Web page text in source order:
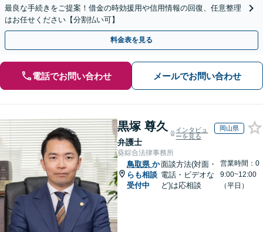
最良な手続きをご提案！借金の時効援用や信用情報の回復、任意整理
はお任せください【分割払い可】
料金表を見る
電話でお問い合わせ メールでお問い合わせ
黒塚 尊久
弁護士
インタビュ
ーを見る
岡山県
葵綜合法律事務所
鳥取県 か
らも相談
受付中
面談方法(対面・
電話・ビデオな
ど)は応相談
営業時間：0
9:00~12:00
（平日）